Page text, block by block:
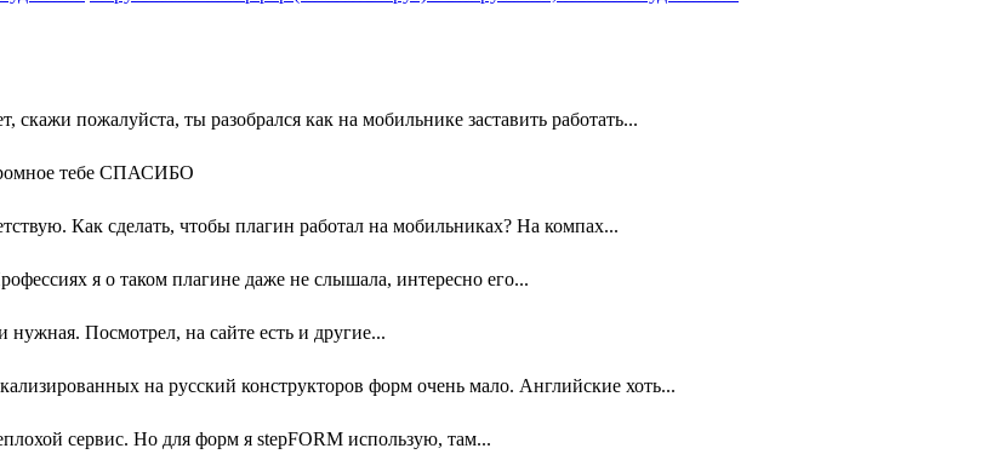
скажи пожалуйста, ты разобрался как на мобильнике заставить работать...
тебе СПАСИБО
Как сделать, чтобы плагин работал на мобильниках? На компах...
я о таком плагине даже не слышала, интересно его...
нужная. Посмотрел, на сайте есть и другие...
на русский конструкторов форм очень мало. Английские хоть...
сервис. Но для форм я stepFORM использую, там...